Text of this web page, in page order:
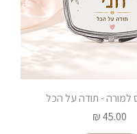
למורה - תודה על הכל
מחיר